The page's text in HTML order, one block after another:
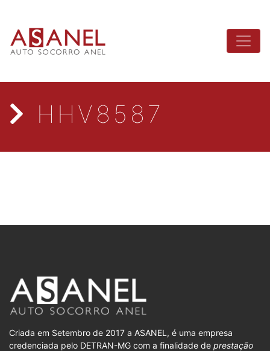
HHV8587
Criada em Setembro de 2017 a ASANEL, é uma empresa
credenciada pelo DETRAN-MG com a finalidade de prestação